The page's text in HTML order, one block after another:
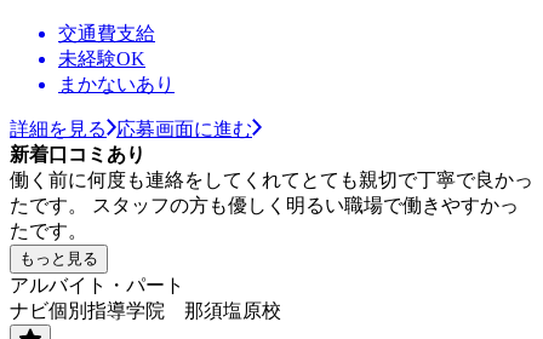
交通費支給
未経験OK
まかないあり
詳細を見る
応募画面に進む
新着口コミあり
働く前に何度も連絡をしてくれてとても親切で丁寧で良かっ
たです。 スタッフの方も優しく明るい職場で働きやすかっ
たです。
もっと見る
アルバイト・パート
ナビ個別指導学院 那須塩原校